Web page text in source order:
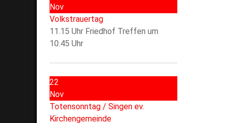
Nov
Volkstrauertag
11.15 Uhr Friedhof Treffen um
10.45 Uhr
22
Nov
Totensonntag / Singen ev.
Kirchengemeinde